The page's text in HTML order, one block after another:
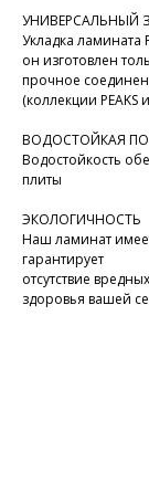
УНИВЕРСАЛЬНЫЙ
Укладка ламината
он изготовлен
прочное
(коллекции PEAKS и
ВОДОСТОЙКАЯ
Водостойкость
плиты
ЭКОЛОГИЧНОСТЬ
Наш ламинат
гарантирует
отсутствие
здоровья вашей